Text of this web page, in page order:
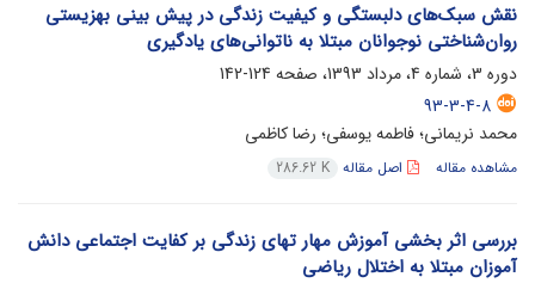
نقش سبک‌های دلبستگی و کیفیت زندگی در پیش بینی بهزیستی
روان‌شناختی نوجوانان مبتلا به ناتوانی‌های یادگیری
دوره 3، شماره 4، مرداد 1393، صفحه
124-142
93-3-4-8
محمد نریمانی؛ فاطمه یوسفی؛ رضا کاظمی
مشاهده مقاله اصل مقاله 286.62 K
بررسی اثر بخشی آموزش مهار تهای زندگی بر کفایت اجتماعی دانش
آموزان مبتلا به اختلال ریاضی